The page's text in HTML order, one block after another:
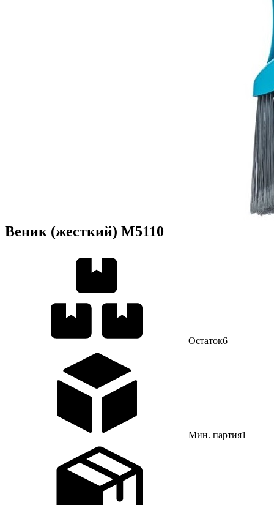
Веник (жесткий) М5110
Остаток6
Мин. партия1